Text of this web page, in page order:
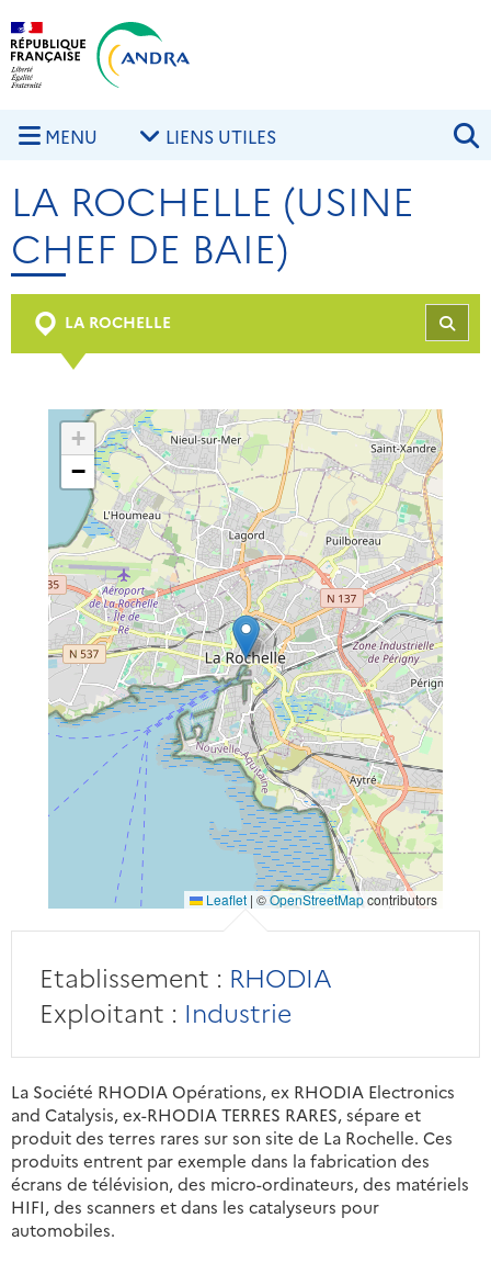
Aller au contenu principal
MENU LIENS UTILES
LA ROCHELLE (USINE
CHEF DE BAIE)
LA ROCHELLE
+
−
Leaflet | ©OpenStreetMapcontributors
Etablissement : RHODIA
Exploitant : Industrie
La Société RHODIA Opérations, ex RHODIA Electronics
and Catalysis, ex-RHODIA TERRES RARES, sépare et
produit des terres rares sur son site de La Rochelle. Ces
produits entrent par exemple dans la fabrication des
écrans de télévision, des micro-ordinateurs, des matériels
HIFI, des scanners et dans les catalyseurs pour
automobiles.